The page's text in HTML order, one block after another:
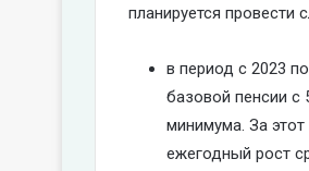
планируется
в период с 2023
базовой пенсии с
минимума. За
ежегодный рост